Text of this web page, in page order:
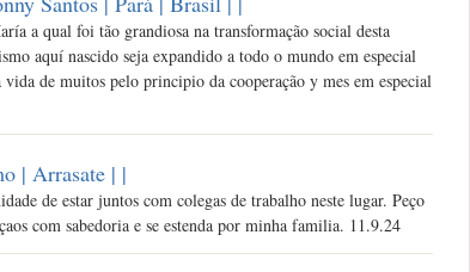
a qual foi tão grandiosa na transformação social desta
aquí nascido seja expandido a todo o mundo em especial
de muitos pelo principio da cooperação y mes em especial
| Arrasate | |
de estar juntos com colegas de trabalho neste lugar. Peço
com sabedoria e se estenda por minha familia. 11.9.24